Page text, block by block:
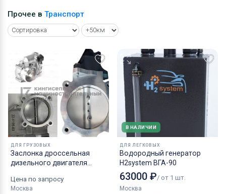
Прочее в Транспорт
ДЛЯ ГРУЗОВЫХ
Заслонка дроссельная
дизельного двигателя
Цена по запросу
Москва
В НАЛИЧИИ
ДЛЯ ЛЕГКОВЫХ
Водородный генератор
H2system ВГА-90
63000 ₽/ от 1 шт.
Москва